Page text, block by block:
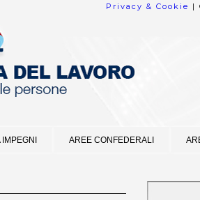
Privacy & Cookie |
IMPEGNI AREE CONFEDERALI